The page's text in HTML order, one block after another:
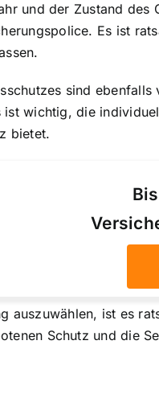
und der Zustand
Es ist
sind
wichtig, die
bietet.
auszuwählen, ist es
Schutz und die